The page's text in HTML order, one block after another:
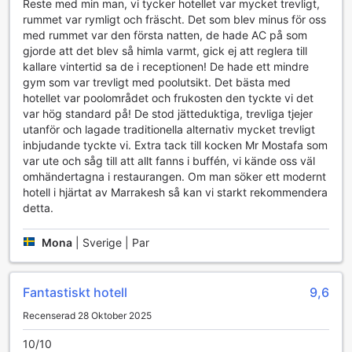
med avkoppling finns en inbjudande utomhuspool, perfekt
för att simma några längder eller bara koppla av i solen.
Poolområdet är även utrustat med en poolside bar, vilket
gör det enkelt att njuta av uppfriskande drycker efter en
aktiv dag.
För den som söker något lite annorlunda erbjuder hotellet
även en bowlinghall, vilket är en perfekt aktivitet för
familjer eller vänner som vill ha kul tillsammans. Oavsett om
du är en hängiven idrottare eller bara vill ha en rolig stund,
har Opera Plaza Hotel något att erbjuda för alla. Kom och
upplev en perfekt balans mellan träning och nöje i hjärtat
av Marrakech!
Opera Plaza Hotel i Marrakech erbjuder en rad
bekvämlighetsfaciliteter som gör din vistelse både
du njuta av läckra måltider och snacks när som helst på
dygnet, vilket ger dig friheten att äta när det passar dig
bäst. Hotellet erbjuder även en effektiv tvättservice,
inklusive kemtvätt och daglig städning, så att du alltid kan
Reste med min man, vi tycker hotellet var mycket trevligt,
rummet var rymligt och fräscht. Det som blev minus för oss
med rummet var den första natten, de hade AC på som
gjorde att det blev så himla varmt, gick ej att reglera till
kallare vintertid sa de i receptionen! De hade ett mindre
gym som var trevligt med poolutsikt. Det bästa med
hotellet var poolområdet och frukosten den tyckte vi det
var hög standard på! De stod jätteduktiga, trevliga tjejer
utanför och lagade traditionella alternativ mycket trevligt
inbjudande tyckte vi. Extra tack till kocken Mr Mostafa som
var ute och såg till att allt fanns i buffén, vi kände oss väl
omhändertagna i restaurangen. Om man söker ett modernt
hotell i hjärtat av Marrakesh så kan vi starkt rekommendera
detta.
Mona Sverige | Par
Fantastiskt hotell 9,6
Recenserad 28 Oktober 2025
10/10